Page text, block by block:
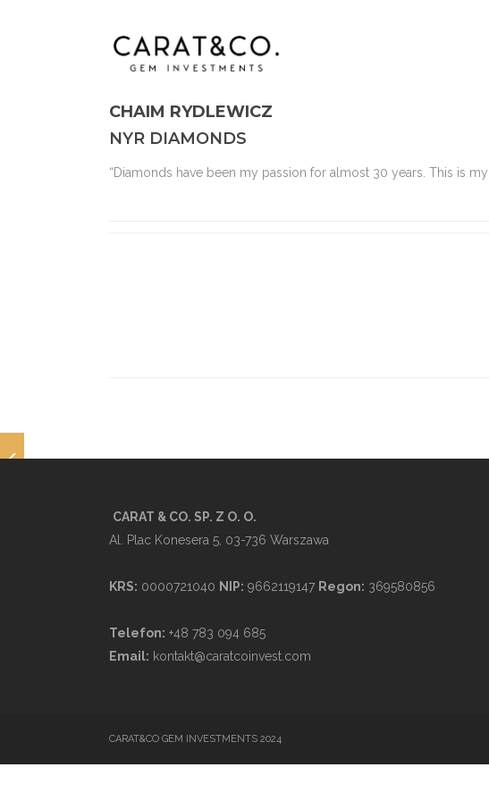
CHAIM RYDLEWICZ
NYR DIAMONDS
“Diamonds have been my passion for almost 30 years. This is
CARAT & CO. SP. Z O. O.
Al. Plac Konesera 5, 03-736 Warszawa
KRS: 0000721040 NIP: 9662119147 Regon: 369580856
Telefon: +48 783 094 685
Email: kontakt@caratcoinvest.com
CARAT&CO GEM INVESTMENTS 2024